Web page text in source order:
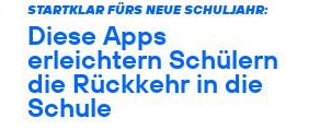
STARTKLAR FÜRS NEUE SCHULJAHR:
Diese Apps
erleichtern Schülern
die Rückkehr in die
Schule